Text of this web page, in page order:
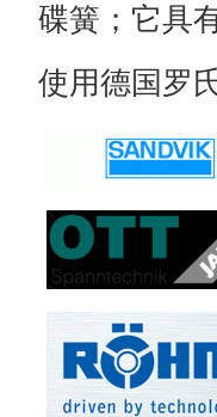
碟簧；它具
使用德国罗